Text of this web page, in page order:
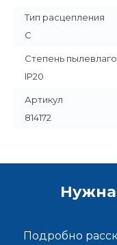
Тип расцепления
C
Степень
IP20
Артикул
814172
Нужна
Подробно